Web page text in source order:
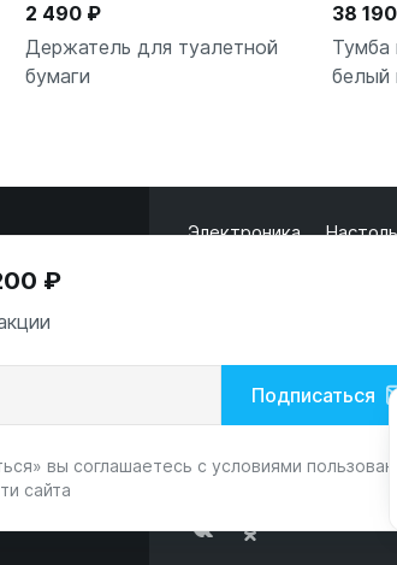
2 490 ₽
Держатель для туалетной
бумаги
38
Тумба
белый
Электроника
₽
Подписаться
вы соглашаетесь с условиями
сайта